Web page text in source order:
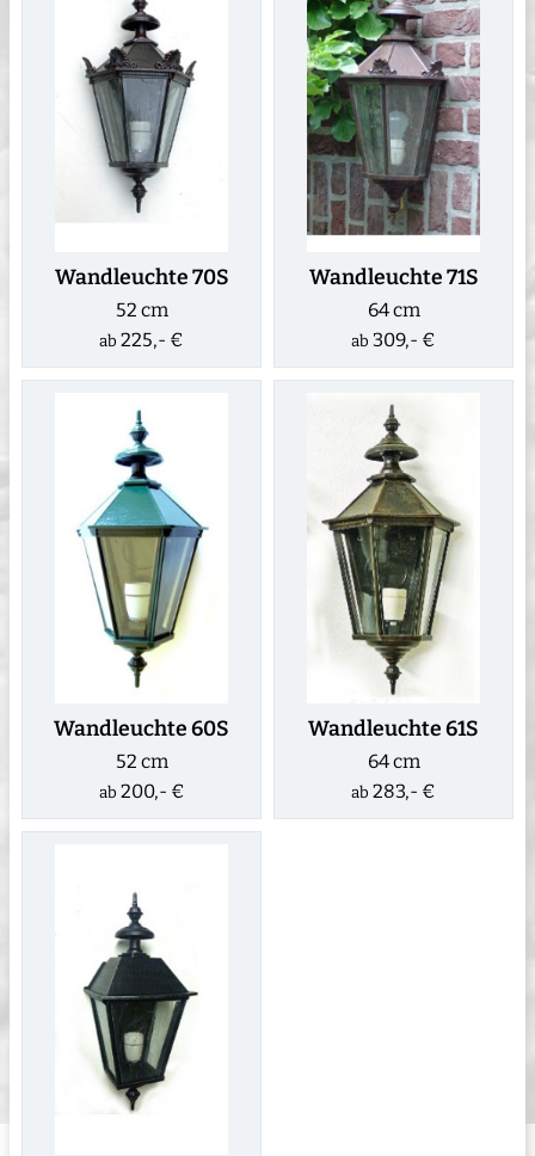
Wandleuchte 70S
52 cm
ab 225,- €
Wandleuchte 71S
64 cm
ab 309,- €
Wandleuchte 60S
52 cm
ab 200,- €
Wandleuchte 61S
64 cm
ab 283,- €